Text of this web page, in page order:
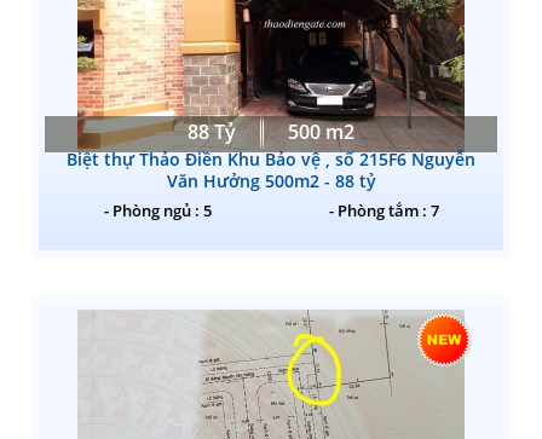
88 Tỷ 500 m2
Biệt thự Thảo Điền Khu Bảo vệ , số 215F6 Nguyễn
Văn Hưởng 500m2 - 88 tỷ
- Phòng ngủ : 5 - Phòng tắm : 7